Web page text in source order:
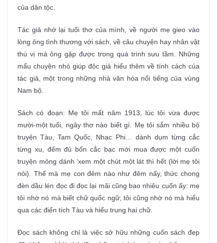
của dân tộc.
Tác giả nhớ lại tuổi thơ của mình, về người mẹ gieo vào
lòng ông tình thương với sách, về câu chuyện hay nhân vật
thú vị mà ông gặp được trong quá trình sưu tầm. Những
mẩu chuyện nhỏ giúp độc giả hiểu thêm về tính cách của
tác giả, một trong những nhà văn hóa nổi tiếng của vùng
Nam bộ.
Sách có đoạn: Mẹ tôi mất năm 1913, lúc tôi vừa được
mười-một tuổi, ngây thơ nào biết gì. Mẹ tôi sắm nhiều bộ
truyện Tàu, Tam Quốc, Nhạc Phi… dành dụm từng cắc
từng xu, đếm đủ bốn cắc bạc mới mua được một cuốn
truyện mỏng dánh ‘xem một chút một lát thì hết (lời mẹ tôi
nói). Thế mà mẹ con đêm nào như đêm nấy, thức chong
đèn dầu lén đọc đi đọc lại mãi cũng bao nhiêu cuốn ấy: mẹ
tôi nhờ nó mà biết chữ quốc ngữ; tôi cũng nhờ nó mà hiểu
qua các điển tích Tàu và hiếu trung hai chữ.
Đọc sách không chỉ là việc sở hữu những cuốn sách đẹp